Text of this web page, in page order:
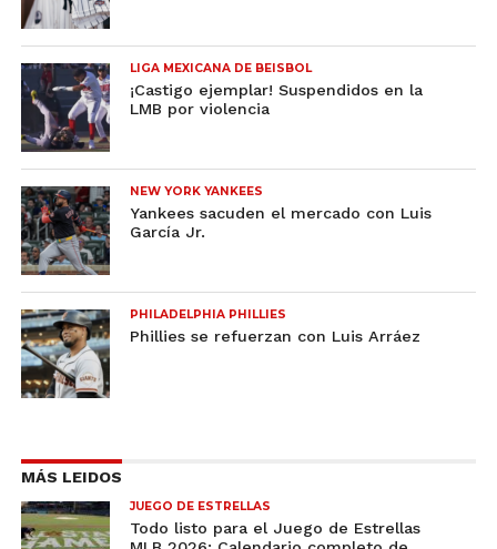
LIGA MEXICANA DE BEISBOL
¡Castigo ejemplar! Suspendidos en la
LMB por violencia
NEW YORK YANKEES
Yankees sacuden el mercado con Luis
García Jr.
PHILADELPHIA PHILLIES
Phillies se refuerzan con Luis Arráez
MÁS LEIDOS
JUEGO DE ESTRELLAS
Todo listo para el Juego de Estrellas